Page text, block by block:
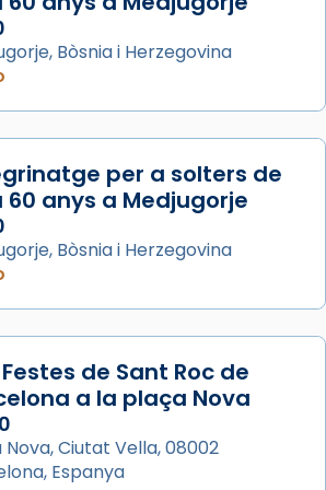
de la visita apostòlica
XIV a Barcelona, i als
a la Catedral de Barcelona.
Barcelona, el cardenal Joan
presidit la missa i l’ha
bisbe auxiliar de Barcelona,
Share
de Barcelona
santes Juliana i
verges i màrtirs.
Bòsnia i Herzegovina
per a solters de
60 anys a Medjugorje
Bòsnia i Herzegovina
de Sant Roc de
a la plaça Nova
Nova, Ciutat Vella, 08002
Espanya